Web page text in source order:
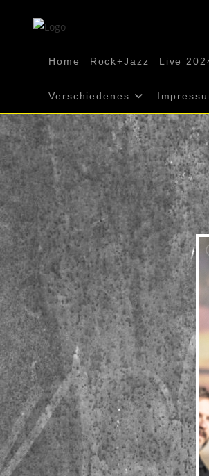
Home Rock+Jazz Live
Verschiedenes